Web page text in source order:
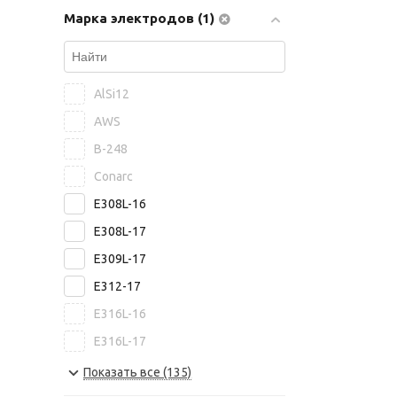
ASKAYNAK
ABICOR BINZEL
Марка электродов (1)
AlSi12
AWS
B-248
Conarc
E308L-16
E308L-17
E309L-17
E312-17
E316L-16
E316L-17
E8015-B6
Показать все (135)